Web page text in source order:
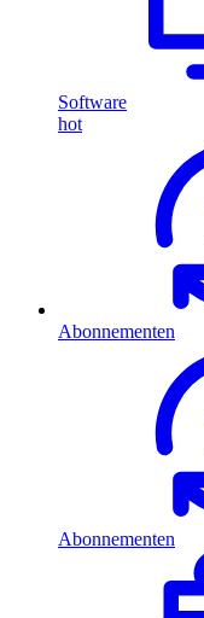
Software
hot
Abonnementen
Abonnementen